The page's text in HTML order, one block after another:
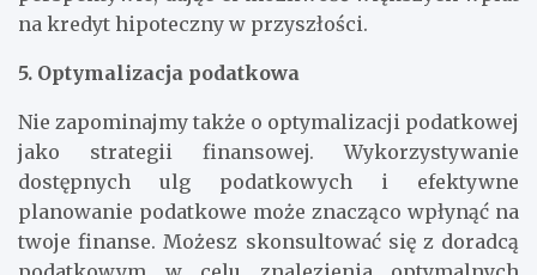
pozytywnie na twoje finanse w dłuższej
perspektywie, dając ci możliwość większych wpłat
na kredyt hipoteczny w przyszłości.
5. Optymalizacja podatkowa
Nie zapominajmy także o optymalizacji podatkowej
jako strategii finansowej. Wykorzystywanie
dostępnych ulg podatkowych i efektywne
planowanie podatkowe może znacząco wpłynąć na